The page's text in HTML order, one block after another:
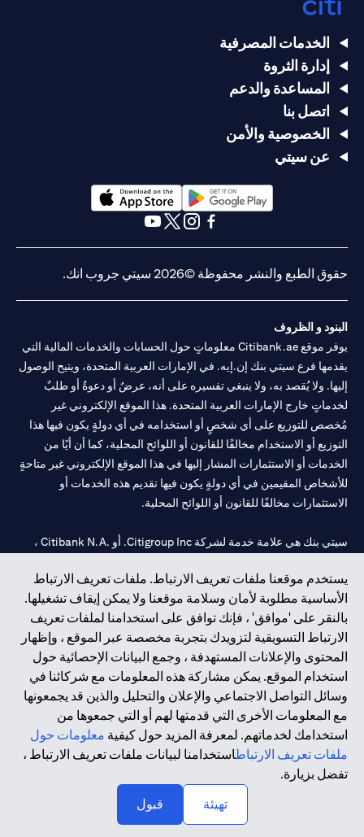
يستخدم موقعنا ملفات تعريف الارتباط. ملفات تعريف الارتباط
الأساسية مطلوبة لأمان وسلامة موقعنا ولا يمكن إيقاف تشغيلها.
بالنقر على 'موافق' ، فإنك توافق على استخدامنا لملفات تعريف
الارتباط التسويقية لتزويدك بتجربة مخصصة عبر الموقع ، وإظهار
المحتوى والإعلانات المستهدفة ، وجمع البيانات الإحصائية حول
استخدام الموقع. يمكن مشاركة هذه المعلومات مع شركائنا في
وسائل التواصل الاجتماعي والإعلان والتحليل والذين قد يجمعونها
مع المعلومات الأخرى التي قدمتها لهم أو التي جمعوها من
استخدامك لخدماتهم. لمعرفة المزيد حول كيفية معلومات حول
ملفات تعريف الارتباطاستخدامنا لبيانات ملفات تعريف الارتباط ،
تفضل بزيارة.
تهيئة
قبول
الخدمات المصرفية
إدارة الثروة
المساعدة والدعم
اتصل بنا
الخصوصية والأمن
عن سيتي
opens in a new tab
opens in a new tab
حقوق الطبع والنشر محفوظة ©2026 سيتي جروب انك.
البنود و الظروف
يوفر موقع Citibank.ae معلوماتٍ حول الحسابات والخدمات المالية التي
يقدمها فرع سيتي بنك إن.إيه. في الإمارات العربية المتحدة، ويتيح الوصول
إليها. ولا يُقصد به، ولا ينبغي تفسيره على أنه، عرضٌ أو دعوةٌ أو طلبٌ
لخدماتٍ خارج الإمارات العربية المتحدة. هذا الموقع الإلكتروني غير
مُخصص للتوزيع على أي شخصٍ أو استخدامه في أي دولةٍ يكون فيها هذا
التوزيع أو الاستخدام مخالفًا للقانون أو اللوائح المحلية، كما أن أيًا من
الخدمات أو الاستثمارات المشار إليها في هذا الموقع الإلكتروني غير متاحةٍ
للأشخاص المقيمين في أي دولةٍ يكون فيها تقديم هذه الخدمات أو
الاستثمارات مخالفًا للقانون أو اللوائح المحلية.
سيتي بنك هي علامة خدمة لشركة Citigroup Inc. أو .Citibank N.A ،
سيتي بنك إن. إيه. الإمارات مسجل لدى مصرف الإمارات المركزي تحت
أرقام التراخيص 202563 لفرع الوصل في دبي، 531989 لفرع مول
الإمارات في دبي، و CN-1002019 لفرع أبوظبي. هاتف: 4000 311 04.
فرع سيتي بنك إن إيه - الإمارات العربية المتحدة مرخص من مصرف
الإمارات العربية المتحدة المركزي كفرع لبنك أجنبي.
سيتي بنك إن إيه الإمارات العربية المتحدة مرخص من هيئة الأوراق المالية
والسلع في الإمارات العربية المتحدة ("SCA") للقيام بالنشاط المالي لـ أ)
الاستشارات المالية والتعريف والترويج بموجب ترخيص رقم
20200000097 ب) وسيط تداول في الأسواق الدولية بموجب ترخيص
حقوق الطبع والنشر محفوظة ©2026 سيتي جروب انك.